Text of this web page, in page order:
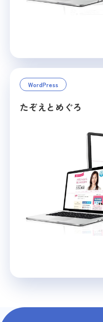
WordPress
たぞえとめぐろ